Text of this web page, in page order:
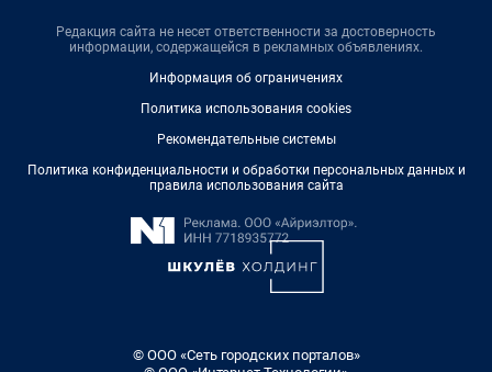
Редакция сайта не несет ответственности за достоверность
информации, содержащейся в рекламных объявлениях.
Информация об ограничениях
Политика использования cookies
Рекомендательные системы
Политика конфиденциальности и обработки персональных данных и
правила использования сайта
© ООО «Сеть городских порталов»